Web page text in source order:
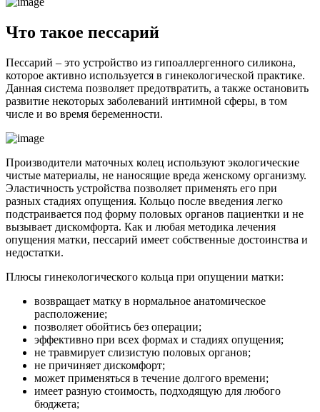
Что такое пессарий
Пессарий – это устройство из гипоаллергенного силикона,
которое активно используется в гинекологической практике.
Данная система позволяет предотвратить, а также остановить
развитие некоторых заболеваний интимной сферы, в том
числе и во время беременности.
Производители маточных колец используют экологические
чистые материалы, не наносящие вреда женскому организму.
Эластичность устройства позволяет применять его при
разных стадиях опущения. Кольцо после введения легко
подстраивается под форму половых органов пациентки и не
вызывает дискомфорта. Как и любая методика лечения
опущения матки, пессарий имеет собственные достоинства и
недостатки.
Плюсы гинекологического кольца при опущении матки:
возвращает матку в нормальное анатомическое
расположение;
позволяет обойтись без операции;
эффективно при всех формах и стадиях опущения;
не травмирует слизистую половых органов;
не причиняет дискомфорт;
может применяться в течение долгого времени;
имеет разную стоимость, подходящую для любого
бюджета;